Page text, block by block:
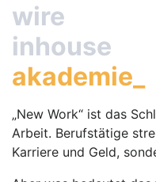
wire
inhouse
akademie_
„New Work“ ist das
Arbeit. Berufstätige
Karriere und Geld,